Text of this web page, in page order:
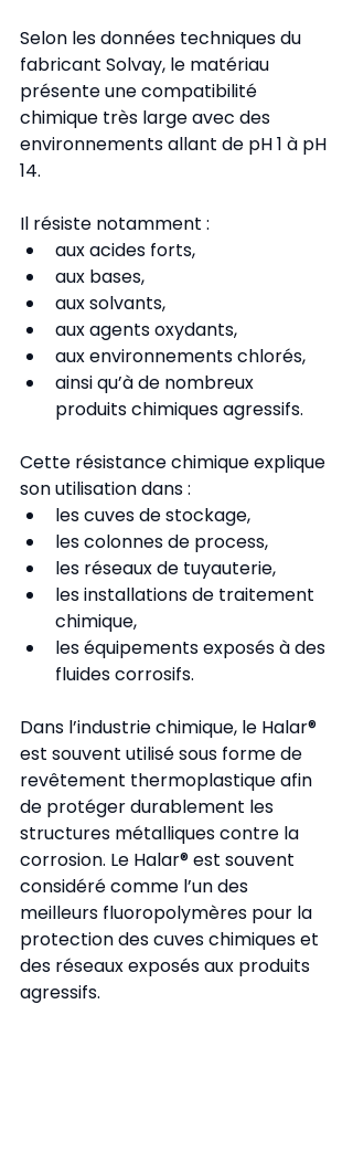
Selon les données techniques du
fabricant Solvay, le matériau
présente une compatibilité
chimique très large avec des
environnements allant de pH 1 à pH
14.
Il résiste notamment :
aux acides forts,
aux bases,
aux solvants,
aux agents oxydants,
aux environnements chlorés,
ainsi qu’à de nombreux
produits chimiques agressifs.
Cette résistance chimique explique
son utilisation dans :
les cuves de stockage,
les colonnes de process,
les réseaux de tuyauterie,
les installations de traitement
chimique,
les équipements exposés à des
fluides corrosifs.
Dans l’industrie chimique, le Halar®
est souvent utilisé sous forme de
revêtement thermoplastique afin
de protéger durablement les
structures métalliques contre la
corrosion. Le Halar® est souvent
considéré comme l’un des
meilleurs fluoropolymères pour la
protection des cuves chimiques et
des réseaux exposés aux produits
agressifs.